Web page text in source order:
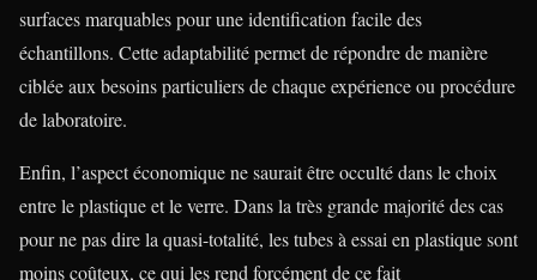
surfaces marquables pour une identification facile des
échantillons. Cette adaptabilité permet de répondre de manière
ciblée aux besoins particuliers de chaque expérience ou procédure
de laboratoire.
Enfin, l’aspect économique ne saurait être occulté dans le choix
entre le plastique et le verre. Dans la très grande majorité des cas
pour ne pas dire la quasi-totalité, les tubes à essai en plastique sont
moins coûteux, ce qui les rend forcément de ce fait